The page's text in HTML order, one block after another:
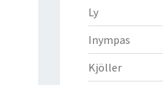
Ly
Inympas
Kjöller